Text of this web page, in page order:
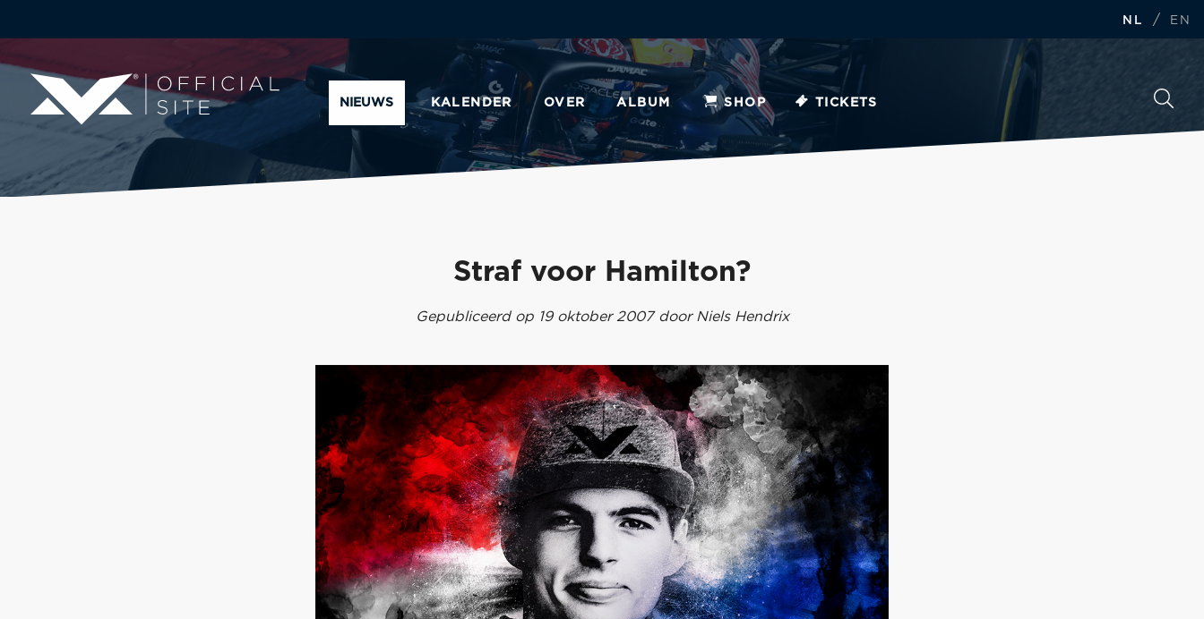
NL / EN
NIEUWS KALENDER OVER ALBUM SHOP TICKETS
Straf voor Hamilton?
Gepubliceerd op 19 oktober 2007 door Niels Hendrix